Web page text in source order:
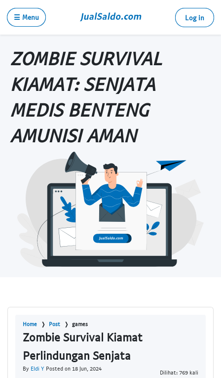
☰ Menu Log in
ZOMBIE SURVIVAL
KIAMAT: SENJATA
MEDIS BENTENG
AMUNISI AMAN
Home Post games
Zombie Survival Kiamat
Perlindungan Senjata
By Eldi Y Posted on 18 Jun, 2024
Dilihat: 769 kali